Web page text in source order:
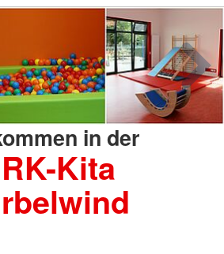
in der
Kita